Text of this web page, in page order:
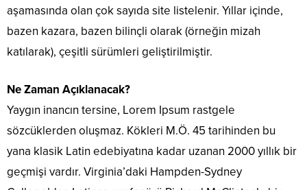
aşamasında olan çok sayıda site listelenir. Yıllar içinde,
bazen kazara, bazen bilinçli olarak (örneğin mizah
katılarak), çeşitli sürümleri geliştirilmiştir.
Ne Zaman Açıklanacak?
Yaygın inancın tersine, Lorem Ipsum rastgele
sözcüklerden oluşmaz. Kökleri M.Ö. 45 tarihinden bu
yana klasik Latin edebiyatına kadar uzanan 2000 yıllık bir
geçmişi vardır. Virginia’daki Hampden-Sydney